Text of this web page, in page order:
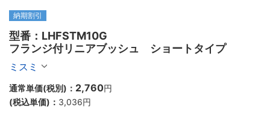
納期割引
型番：LHFSTM10G
フランジ付リニアブッシュ　ショートタイプ
ミスミ
通常単価(税別)： 2,760円
(税込単価)： 3,036円